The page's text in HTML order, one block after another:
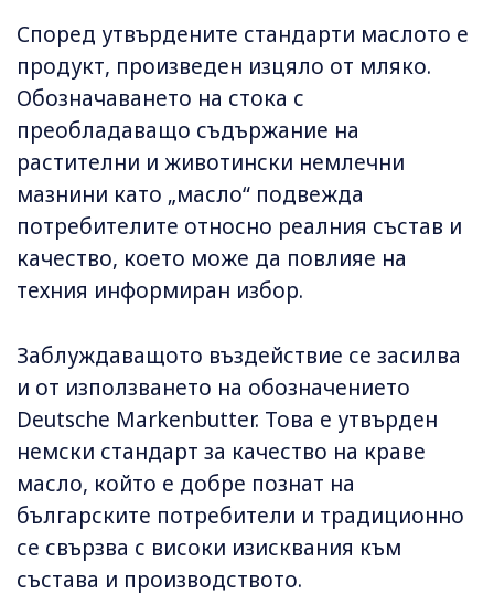
Според утвърдените стандарти маслото е
продукт, произведен изцяло от мляко.
Обозначаването на стока с
преобладаващо съдържание на
растителни и животински немлечни
мазнини като „масло“ подвежда
потребителите относно реалния състав и
качество, което може да повлияе на
техния информиран избор.
Заблуждаващото въздействие се засилва
и от използването на обозначението
Deutsche Markenbutter. Това е утвърден
немски стандарт за качество на краве
масло, който е добре познат на
българските потребители и традиционно
се свързва с високи изисквания към
състава и производството.